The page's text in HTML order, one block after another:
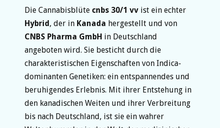
Die Cannabisblüte cnbs 30/1 vv ist ein echter
Hybrid, der in Kanada hergestellt und von
CNBS Pharma GmbH in Deutschland
angeboten wird. Sie besticht durch die
charakteristischen Eigenschaften von Indica-
dominanten Genetiken: ein entspannendes und
beruhigendes Erlebnis. Mit ihrer Entstehung in
den kanadischen Weiten und ihrer Verbreitung
bis nach Deutschland, ist sie ein wahrer